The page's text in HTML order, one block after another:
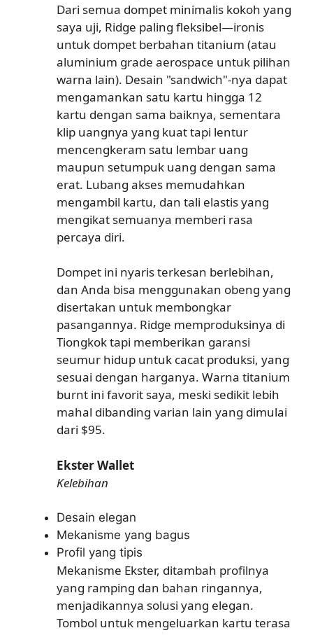
Dari semua dompet minimalis kokoh yang
saya uji, Ridge paling fleksibel—ironis
untuk dompet berbahan titanium (atau
aluminium grade aerospace untuk pilihan
warna lain). Desain "sandwich"-nya dapat
mengamankan satu kartu hingga 12
kartu dengan sama baiknya, sementara
klip uangnya yang kuat tapi lentur
mencengkeram satu lembar uang
maupun setumpuk uang dengan sama
erat. Lubang akses memudahkan
mengambil kartu, dan tali elastis yang
mengikat semuanya memberi rasa
percaya diri.
Dompet ini nyaris terkesan berlebihan,
dan Anda bisa menggunakan obeng yang
disertakan untuk membongkar
pasangannya. Ridge memproduksinya di
Tiongkok tapi memberikan garansi
seumur hidup untuk cacat produksi, yang
sesuai dengan harganya. Warna titanium
burnt ini favorit saya, meski sedikit lebih
mahal dibanding varian lain yang dimulai
dari $95.
Ekster Wallet
Kelebihan
Desain elegan
Mekanisme yang bagus
Profil yang tipis
Mekanisme Ekster, ditambah profilnya
yang ramping dan bahan ringannya,
menjadikannya solusi yang elegan.
Tombol untuk mengeluarkan kartu terasa